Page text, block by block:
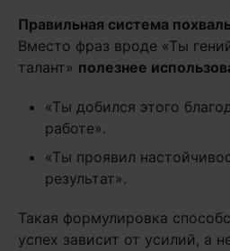
Правильная система
Вместо фраз вроде «Ты
талант» полезнее
«Ты добился этого
работе».
«Ты проявил
результат».
Такая формулировка
успех зависит от усилий, а